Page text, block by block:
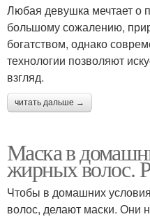
Любая девушка мечтает о
большому сожалению,
богатством, однако
технологии позволяют
взгляд.
читать дальше →
Маска в
жирных волос.
Чтобы в домашних
волос, делают маски. Они